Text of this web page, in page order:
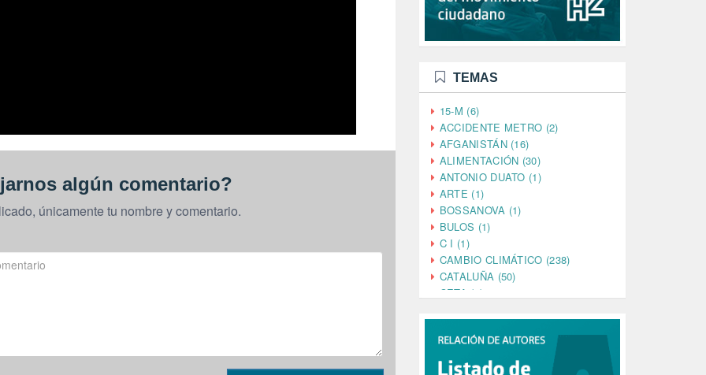
algún comentario?
únicamente tu nombre y comentario.
TEMAS
15-M (6)
ACCIDENTE METRO (2)
AFGANISTÁN (16)
ALIMENTACIÓN (30)
ANTONIO DUATO (1)
ARTE (1)
BOSSANOVA (1)
BULOS (1)
C I (1)
CAMBIO CLIMÁTICO (238)
CATALUÑA (50)
CETA (2)
CINE (35)
CIUDADANÍA (633)